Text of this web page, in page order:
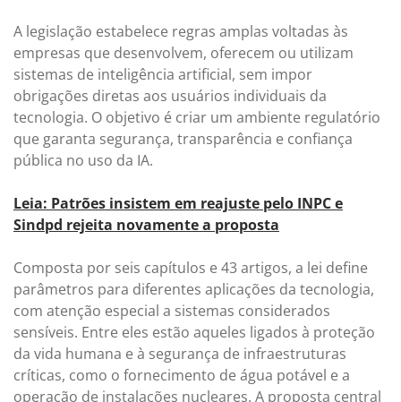
A legislação estabelece regras amplas voltadas às
empresas que desenvolvem, oferecem ou utilizam
sistemas de inteligência artificial, sem impor
obrigações diretas aos usuários individuais da
tecnologia. O objetivo é criar um ambiente regulatório
que garanta segurança, transparência e confiança
pública no uso da IA.
Leia: Patrões insistem em reajuste pelo INPC e
Sindpd rejeita novamente a proposta
Composta por seis capítulos e 43 artigos, a lei define
parâmetros para diferentes aplicações da tecnologia,
com atenção especial a sistemas considerados
sensíveis. Entre eles estão aqueles ligados à proteção
da vida humana e à segurança de infraestruturas
críticas, como o fornecimento de água potável e a
operação de instalações nucleares. A proposta central